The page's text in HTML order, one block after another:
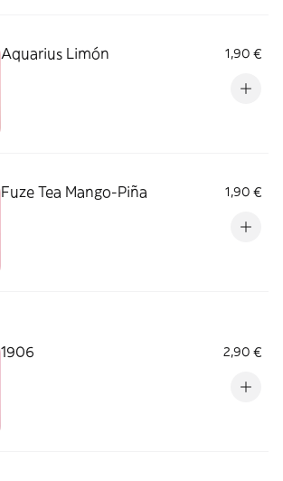
Aquarius Limón 1,90 €
Fuze Tea Mango-Piña 1,90 €
1906 2,90 €